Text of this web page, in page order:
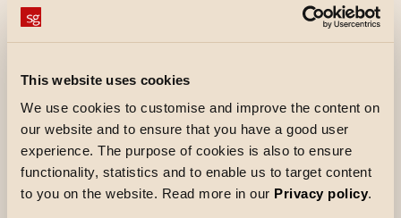
This website uses cookies
We use cookies to customise and improve the content on
our website and to ensure that you have a good user
experience. The purpose of cookies is also to ensure
functionality, statistics and to enable us to target content
to you on the website. Read more in our Privacy policy.
Standardsortiment nicht ausreicht,
Lösungen.
Mehr erfahren